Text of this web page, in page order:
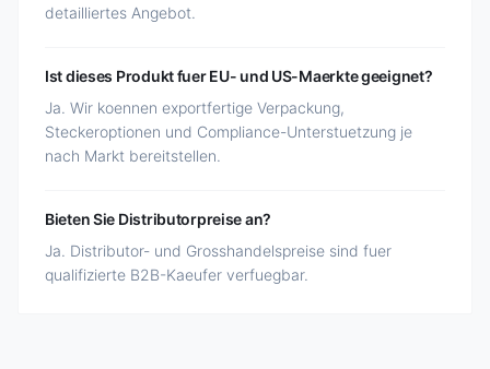
detailliertes Angebot.
Ist dieses Produkt fuer EU- und US-Maerkte geeignet?
Ja. Wir koennen exportfertige Verpackung,
Steckeroptionen und Compliance-Unterstuetzung je
nach Markt bereitstellen.
Bieten Sie Distributorpreise an?
Ja. Distributor- und Grosshandelspreise sind fuer
qualifizierte B2B-Kaeufer verfuegbar.